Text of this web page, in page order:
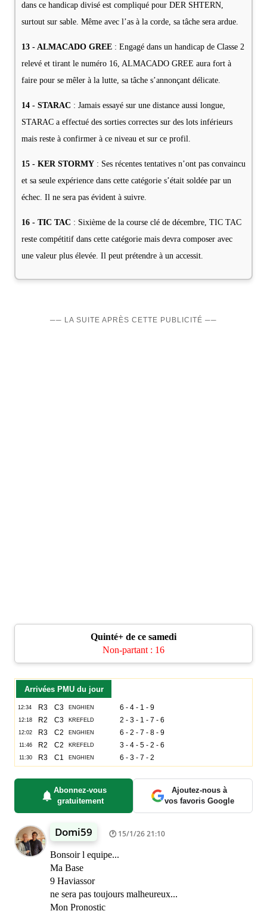
dans ce handicap divisé est compliqué pour DER SHTERN,
surtout sur sable. Même avec l’as à la corde, sa tâche sera ardue.
13 - ALMACADO GREE : Engagé dans un handicap de Classe 2
relevé et tirant le numéro 16, ALMACADO GREE aura fort à
faire pour se mêler à la lutte, sa tâche s’annonçant délicate.
14 - STARAC : Jamais essayé sur une distance aussi longue,
STARAC a effectué des sorties correctes sur des lots inférieurs
mais reste à confirmer à ce niveau et sur ce profil.
15 - KER STORMY : Ses récentes tentatives n’ont pas convaincu
et sa seule expérience dans cette catégorie s’était soldée par un
échec. Il ne sera pas évident à suivre.
16 - TIC TAC : Sixième de la course clé de décembre, TIC TAC
reste compétitif dans cette catégorie mais devra composer avec
une valeur plus élevée. Il peut prétendre à un accessit.
── LA SUITE APRÈS CETTE PUBLICITÉ ──
Quinté+ de ce samedi
Non-partant : 16
Arrivées PMU du jour
Abonnez-vous
gratuitement
Ajoutez-nous à
vos favoris Google
Domi59 15/1/26 21:10
Bonsoir l equipe...
Ma Base
9 Haviassor
ne sera pas toujours malheureux...
Mon Pronostic